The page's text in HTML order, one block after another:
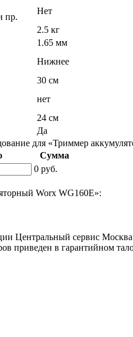
пр.
Нет
2.5 кг
1.65 мм
Нижнее
30 см
нет
24 см
Да
для «Триммер
Сумма
0 руб.
Worx WG160E»:
Центральный сервис
приведен в гарантийном